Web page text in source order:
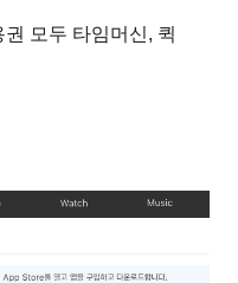
모두 타임머신, 퀵